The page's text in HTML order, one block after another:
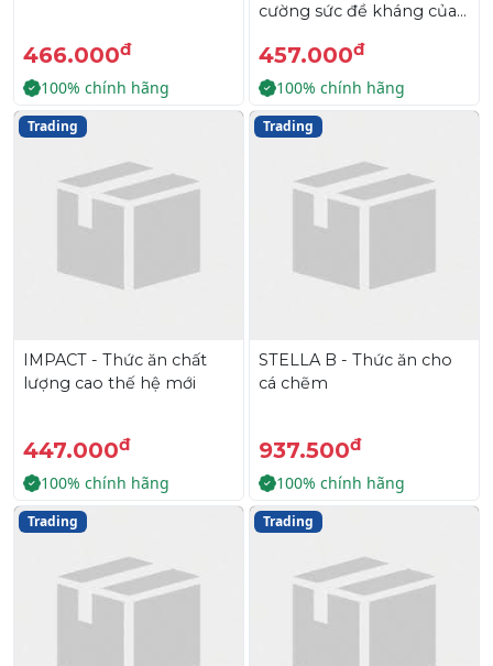
466.000đ
100% chính hãng
cường sức đề kháng của
457.000đ
100% chính hãng
Trading
IMPACT - Thức ăn chất
lượng cao thế hệ mới
447.000đ
100% chính hãng
Trading
STELLA B - Thức ăn cho
cá chẽm
937.500đ
100% chính hãng
Trading Trading